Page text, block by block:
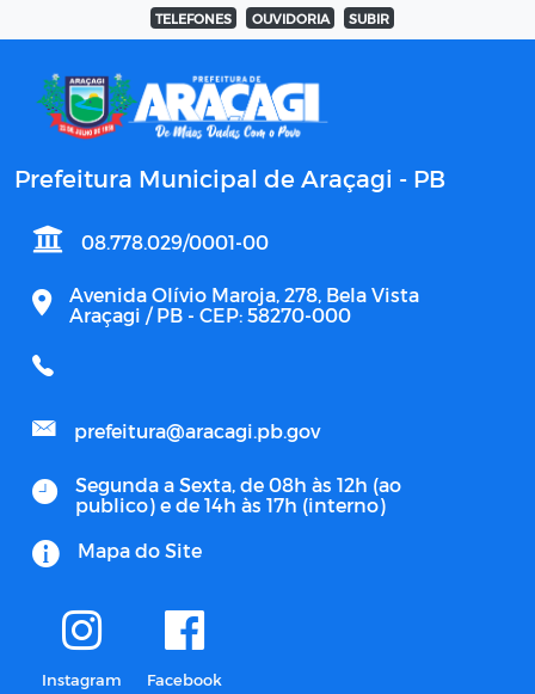
TELEFONES OUVIDORIA SUBIR
Prefeitura Municipal de Araçagi - PB
08.778.029/0001-00
Avenida Olívio Maroja, 278, Bela Vista
Araçagi / PB - CEP: 58270-000
prefeitura@aracagi.pb.gov
Segunda a Sexta, de 08h às 12h (ao
publico) e de 14h às 17h (interno)
Mapa do Site
Instagram Facebook